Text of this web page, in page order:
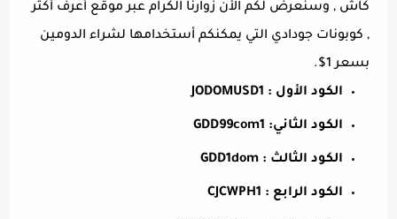
كاش , وسنعرض لكم الأن زوارنا الكرام عبر موقع أعرف أكثر
, كوبونات جودادي التي يمكنكم أستخدامها لشراء الدومين
بسعر 1$.
الكود الأول : JODOMUSD1
الكود الثاني: GDD99com1
الكود الثالث : GDD1dom
الكود الرابع : CJCWPH1